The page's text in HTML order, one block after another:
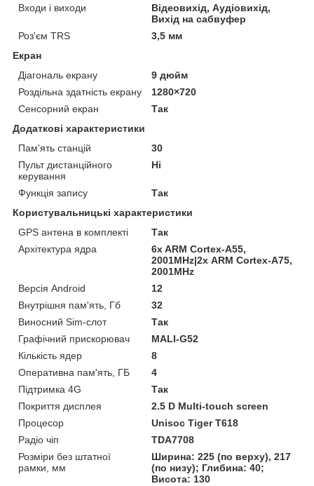
Входи і виходи
Відеовихід, Аудіовихід,
Вихід на сабвуфер
Роз'єм TRS
3,5 мм
Екран
Діагональ екрану
9 дюйм
Роздільна здатність екрану
1280×720
Сенсорний екран
Так
Додаткові характеристики
Пам'ять станцій
30
Пульт дистанційного
керування
Ні
Функція запису
Так
Користувальницькі характеристики
GPS антена в комплекті
Так
Архітектура ядра
6x ARM Cortex-A55,
2001MHz|2х ARM Cortex-A75,
2001MHz
Версія Android
12
Внутрішня пам'ять, Гб
32
Виносний Sim-слот
Так
Графічний прискорювач
MALI-G52
Кількість ядер
8
Оперативна пам'ять, ГБ
4
Підтримка 4G
Так
Покриття дисплея
2.5 D Multi-touch screen
Процесор
Unisoc Tiger T618
Радіо чіп
TDA7708
Розміри без штатної
рамки, мм
Ширина: 225 (по верху), 217
(по низу); Глибина: 40;
Висота: 130